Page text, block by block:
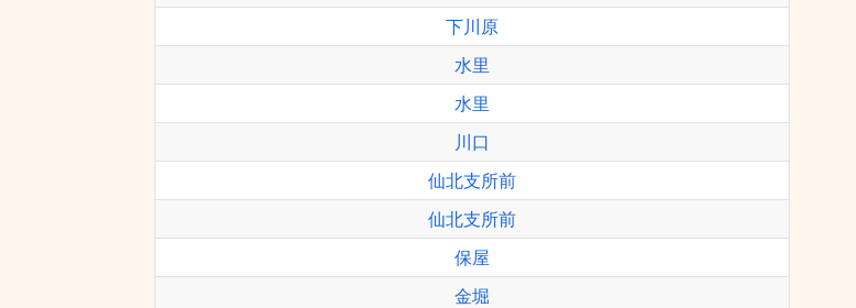
下川原
水里
水里
川口
仙北支所前
仙北支所前
保屋
金堀